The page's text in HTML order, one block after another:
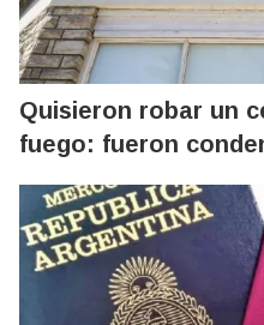
Quisieron robar un
fuego: fueron